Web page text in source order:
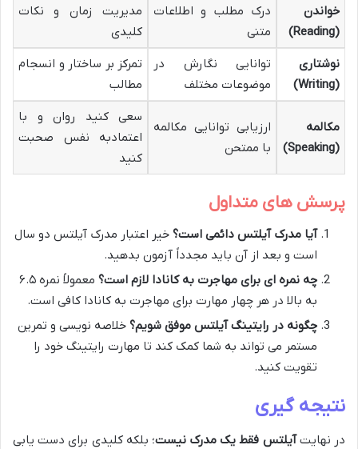
خواندن
(Reading)
درک مطلب و اطلاعات
متنی
مدیریت زمان و نکات
کلیدی
نوشتاری
(Writing)
توانایی نگارش در
موضوعات مختلف
تمرکز بر ساختار و انسجام
مطالب
مکالمه
(Speaking)
ارزیابی توانایی مکالمه
با ممتحن
سعی کنید روان و با
اعتمادبه نفس صحبت
کنید
پرسش های متداول
آیا مدرک آیلتس دائمی است؟ خیر اعتبار مدرک آیلتس دو سال
است و بعد از آن باید مجدداً آزمون بدهید​.
چه نمره ای برای مهاجرت به کانادا لازم است؟
معمولاً نمره ۶.۵
به بالا در هر چهار مهارت برای مهاجرت به کانادا کافی است.
چگونه در رایتینگ آیلتس موفق شویم؟ خلاصه نویسی و تمرین
مستمر می تواند به شما کمک کند تا مهارت رایتینگ خود را
تقویت کنید​.
نتیجه گیری
در نهایتآیلتس فقط یک مدرک نیست؛ بلکه کلیدی برای دست یابی